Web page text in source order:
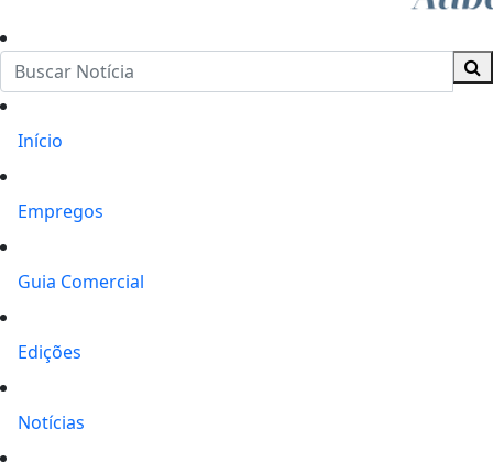
Início
Empregos
Guia Comercial
Edições
Notícias